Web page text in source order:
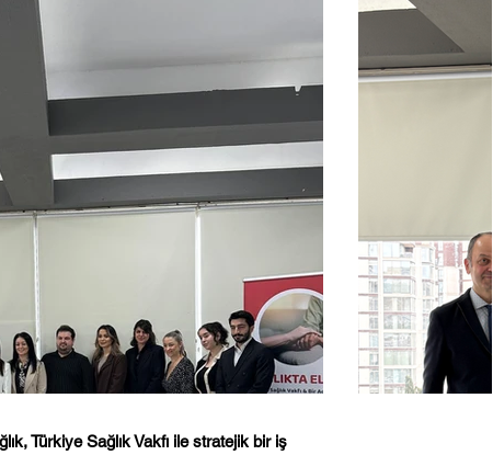
Türkiye Sağlık Vakfı ile stratejik bir iş